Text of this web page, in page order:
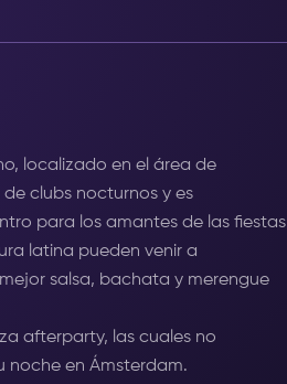
localizado en el área de
de clubs nocturnos y es
para los amantes de las fiestas
latina pueden venir a
salsa, bachata y merengue
afterparty, las cuales no
noche en Ámsterdam.